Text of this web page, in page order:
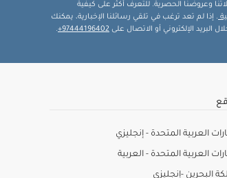
وعروضنا الحصرية. للتعرف أكثر على كيفية
. إذا لم تعد ترغب في تلقي رسائلنا الإخبارية، يمكنك
الإلكتروني أو الاتصال على 97444196402+
.
العربية المتحدة - إنجليزي
العربية المتحدة - العربية
البحرين -إنجليزي